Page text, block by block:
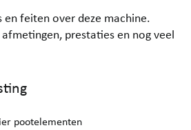
en feiten over deze machine.
prestaties en nog veel
pootelementen